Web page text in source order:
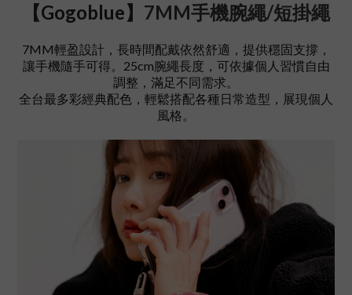
【Gogoblue】 7MM手機腕繩/短掛繩
7MM輕盈設計，長時間配戴依然舒適，提供穩固支撐，
讓手機隨手可得。25cm腕繩長度，可依據個人習慣自由
調整，滿足不同需求。
全台最多彩經典配色，輕鬆搭配各種日常造型，展現個人
風格。